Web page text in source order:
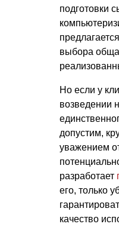
подготовки
выбора
Но если у
возведении
допустим,
уважением
разработает
его, только
качество